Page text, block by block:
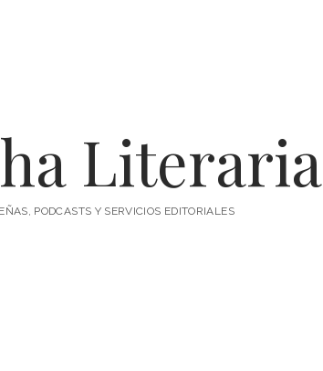
Literaria
PODCASTS Y SERVICIOS EDITORIALES